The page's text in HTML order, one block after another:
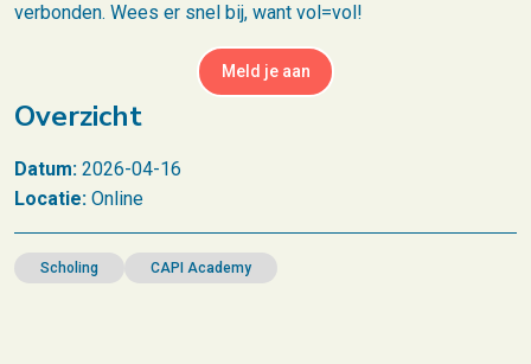
verbonden. Wees er snel bij, want vol=vol!
Meld je aan
Overzicht
Datum: 2026-04-16
Locatie: Online
Scholing CAPI Academy